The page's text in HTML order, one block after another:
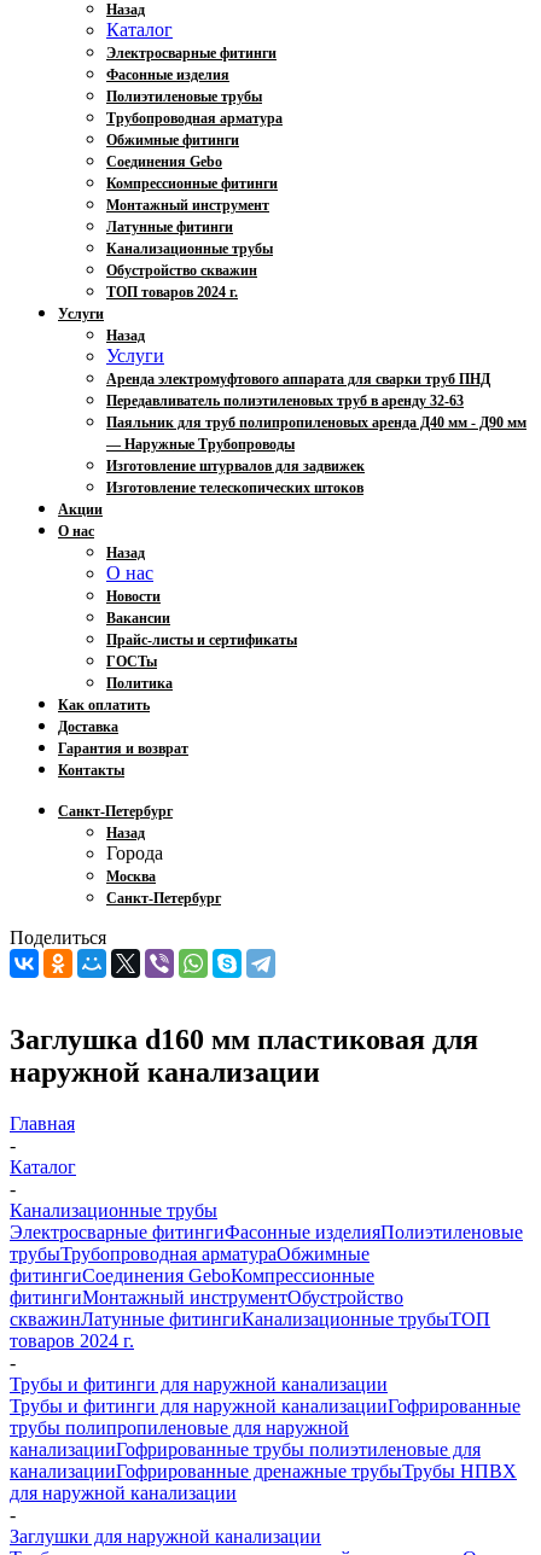
Назад
Каталог
Электросварные фитинги
Фасонные изделия
Полиэтиленовые трубы
Трубопроводная арматура
Обжимные фитинги
Соединения Gebo
Компрессионные фитинги
Монтажный инструмент
Латунные фитинги
Канализационные трубы
Обустройство скважин
ТОП товаров 2024 г.
Услуги
Назад
Услуги
Аренда электромуфтового аппарата для сварки труб ПНД
Передавливатель полиэтиленовых труб в аренду 32-63
Паяльник для труб полипропиленовых аренда Д40 мм - Д90 мм
— Наружные Трубопроводы
Изготовление штурвалов для задвижек
Изготовление телескопических штоков
Акции
О нас
Назад
О нас
Новости
Вакансии
Прайс-листы и сертификаты
ГОСТы
Политика
Как оплатить
Доставка
Гарантия и возврат
Контакты
Санкт-Петербург
Назад
Города
Москва
Санкт-Петербург
Поделиться
Заглушка d160 мм пластиковая для
наружной канализации
Главная
-
Каталог
-
Канализационные трубы
Электросварные фитингиФасонные изделияПолиэтиленовые
трубыТрубопроводная арматураОбжимные
фитингиСоединения GeboКомпрессионные
фитингиМонтажный инструментОбустройство
скважинЛатунные фитингиКанализационные трубыТОП
товаров 2024 г.
-
Трубы и фитинги для наружной канализации
Трубы и фитинги для наружной канализацииГофрированные
трубы полипропиленовые для наружной
канализацииГофрированные трубы полиэтиленовые для
канализацииГофрированные дренажные трубыТрубы НПВХ
для наружной канализации
-
Заглушки для наружной канализации